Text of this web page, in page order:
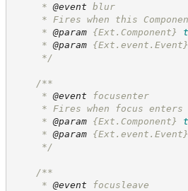
* @event blur
* Fires when this
* @param {Ext.Component}
* @param {Ext.event.Event}
*/
/**
* @event focusenter
* Fires when focus enters
* @param {Ext.Component}
* @param {Ext.event.Event}
*/
/**
* @event focusleave